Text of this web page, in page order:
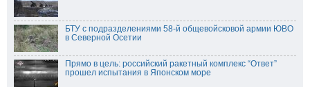
БТУ с подразделениями 58-й общевойсковой армии ЮВО
в Северной Осетии
Прямо в цель: российский ракетный комплекс “Ответ”
прошел испытания в Японском море